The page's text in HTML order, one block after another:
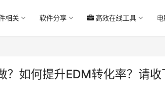
相关 软件分享 高效在线工具
？如何提升EDM转化率？请